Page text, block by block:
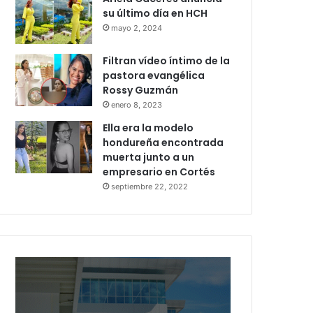
su último día en HCH
mayo 2, 2024
Filtran vídeo íntimo de la
pastora evangélica
Rossy Guzmán
enero 8, 2023
Ella era la modelo
hondureña encontrada
muerta junto a un
empresario en Cortés
septiembre 22, 2022